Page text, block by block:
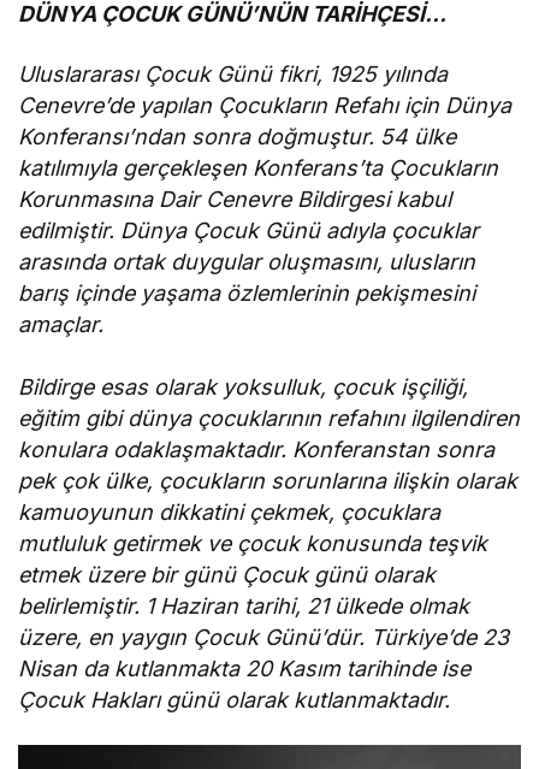
DÜNYA ÇOCUK GÜNÜ’NÜN TARİHÇESİ…
Uluslararası Çocuk Günü fikri, 1925 yılında
Cenevre’de yapılan Çocukların Refahı için Dünya
Konferansı’ndan sonra doğmuştur. 54 ülke
katılımıyla gerçekleşen Konferans’ta Çocukların
Korunmasına Dair Cenevre Bildirgesi kabul
edilmiştir. Dünya Çocuk Günü adıyla çocuklar
arasında ortak duygular oluşmasını, ulusların
barış içinde yaşama özlemlerinin pekişmesini
amaçlar.
Bildirge esas olarak yoksulluk, çocuk işçiliği,
eğitim gibi dünya çocuklarının refahını ilgilendiren
konulara odaklaşmaktadır. Konferanstan sonra
pek çok ülke, çocukların sorunlarına ilişkin olarak
kamuoyunun dikkatini çekmek, çocuklara
mutluluk getirmek ve çocuk konusunda teşvik
etmek üzere bir günü Çocuk günü olarak
belirlemiştir. 1 Haziran tarihi, 21 ülkede olmak
üzere, en yaygın Çocuk Günü’dür. Türkiye’de 23
Nisan da kutlanmakta 20 Kasım tarihinde ise
Çocuk Hakları günü olarak kutlanmaktadır.